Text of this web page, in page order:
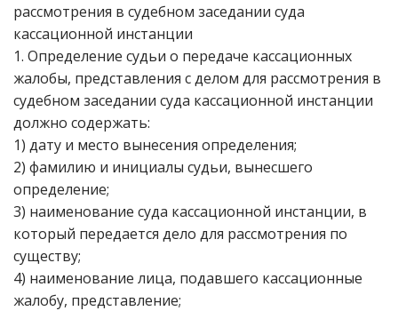
рассмотрения в судебном заседании суда
кассационной инстанции
1. Определение судьи о передаче кассационных
жалобы, представления с делом для рассмотрения в
судебном заседании суда кассационной инстанции
должно содержать:
1) дату и место вынесения определения;
2) фамилию и инициалы судьи, вынесшего
определение;
3) наименование суда кассационной инстанции, в
который передается дело для рассмотрения по
существу;
4) наименование лица, подавшего кассационные
жалобу, представление;